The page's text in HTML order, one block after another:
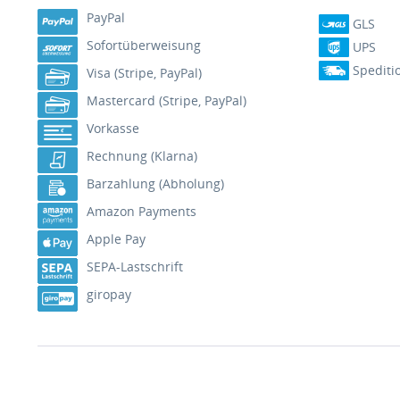
PayPal
Sofortüberweisung
Visa (Stripe, PayPal)
Mastercard (Stripe, PayPal)
Vorkasse
Rechnung (Klarna)
Barzahlung (Abholung)
Amazon Payments
Apple Pay
SEPA-Lastschrift
giropay
GLS
UPS